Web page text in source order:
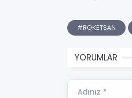
#ROKETSAN
YORUMLAR
Adınız *